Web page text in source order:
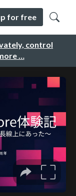
control
…
for free